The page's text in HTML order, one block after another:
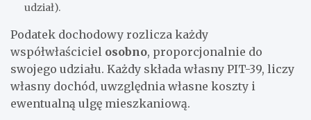
udział).
Podatek dochodowy rozlicza każdy
współwłaściciel osobno, proporcjonalnie do
swojego udziału. Każdy składa własny PIT-39, liczy
własny dochód, uwzględnia własne koszty i
ewentualną ulgę mieszkaniową.